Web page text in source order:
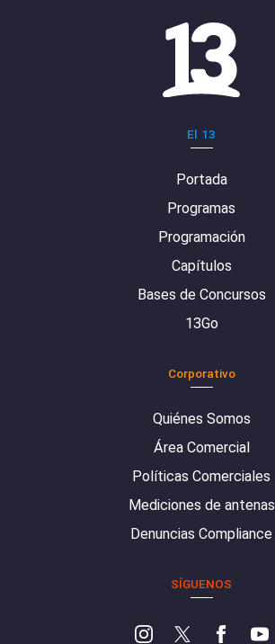
El 13
Portada
Programas
Programación
Capítulos
Bases de Concursos
13Go
Corporativo
Quiénes Somos
Área Comercial
Políticas Comerciales
Mediciones de antenas
Denuncias Compliance
SÍGUENOS